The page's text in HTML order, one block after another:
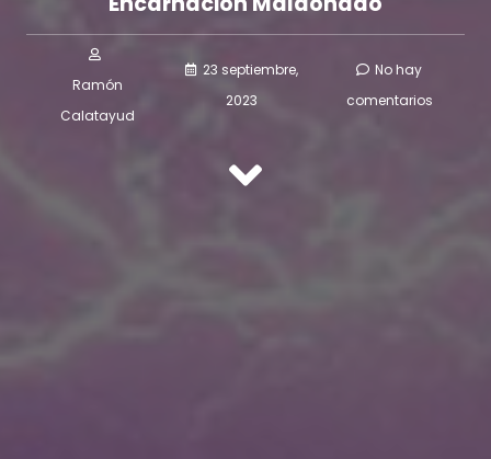
Ramón
Calatayud
23 septiembre,
2023
No hay
comentarios